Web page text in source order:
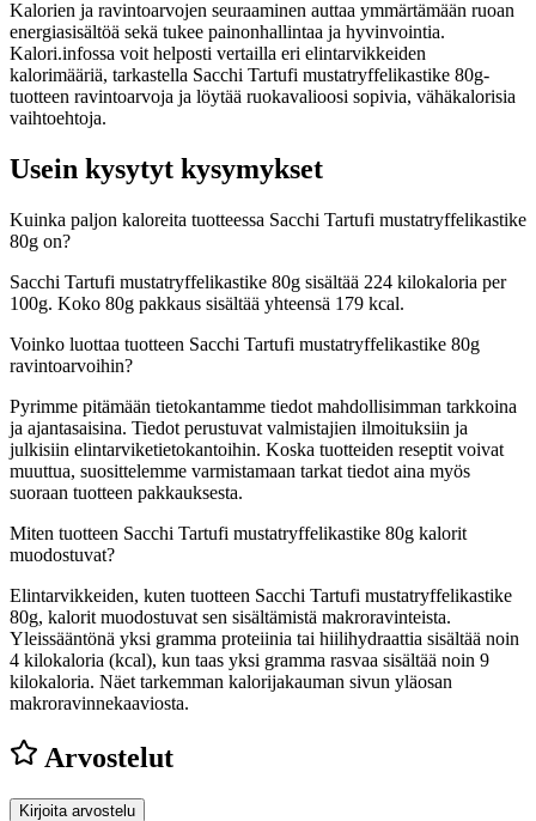
Kalorien ja ravintoarvojen seuraaminen auttaa ymmärtämään ruoan
energiasisältöä sekä tukee painonhallintaa ja hyvinvointia.
Kalori.infossa voit helposti vertailla eri elintarvikkeiden
kalorimääriä, tarkastella Sacchi Tartufi mustatryffelikastike 80g-
tuotteen ravintoarvoja ja löytää ruokavalioosi sopivia, vähäkalorisia
vaihtoehtoja.
Usein kysytyt kysymykset
Kuinka paljon kaloreita tuotteessa Sacchi Tartufi mustatryffelikastike
80g on?
Sacchi Tartufi mustatryffelikastike 80g sisältää 224 kilokaloria per
100g. Koko 80g pakkaus sisältää yhteensä 179 kcal.
Voinko luottaa tuotteen Sacchi Tartufi mustatryffelikastike 80g
ravintoarvoihin?
Pyrimme pitämään tietokantamme tiedot mahdollisimman tarkkoina
ja ajantasaisina. Tiedot perustuvat valmistajien ilmoituksiin ja
julkisiin elintarviketietokantoihin. Koska tuotteiden reseptit voivat
muuttua, suosittelemme varmistamaan tarkat tiedot aina myös
suoraan tuotteen pakkauksesta.
Miten tuotteen Sacchi Tartufi mustatryffelikastike 80g kalorit
muodostuvat?
Elintarvikkeiden, kuten tuotteen Sacchi Tartufi mustatryffelikastike
80g, kalorit muodostuvat sen sisältämistä makroravinteista.
Yleissääntönä yksi gramma proteiinia tai hiilihydraattia sisältää noin
4 kilokaloria (kcal), kun taas yksi gramma rasvaa sisältää noin 9
kilokaloria. Näet tarkemman kalorijakauman sivun yläosan
makroravinnekaaviosta.
Arvostelut
Kirjoita arvostelu